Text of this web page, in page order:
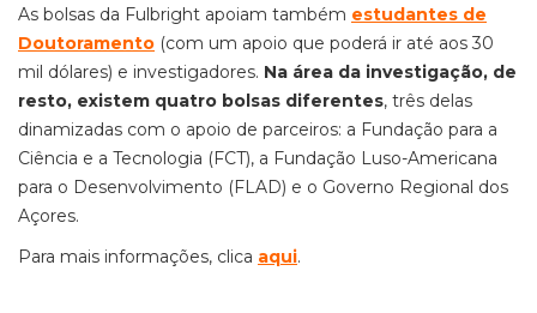
As bolsas da Fulbright apoiam também estudantes de
Doutoramento (com um apoio que poderá ir até aos 30
mil dólares) e investigadores. Na área da investigação, de
resto, existem quatro bolsas diferentes, três delas
dinamizadas com o apoio de parceiros: a Fundação para a
Ciência e a Tecnologia (FCT), a Fundação Luso-Americana
para o Desenvolvimento (FLAD) e o Governo Regional dos
Açores.
Para mais informações, clica aqui.